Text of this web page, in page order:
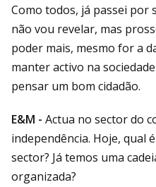
Como todos, já passei por
não vou revelar, mas
poder mais, mesmo for a
manter activo na
pensar um bom cidadão.
E&M - Actua no sector do
independência. Hoje, qual
sector? Já temos uma
organizada?